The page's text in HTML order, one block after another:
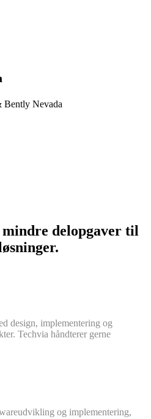
Bently Nevada
delopgaver til
design, implementering og
Techvia håndterer gerne
og implementering,